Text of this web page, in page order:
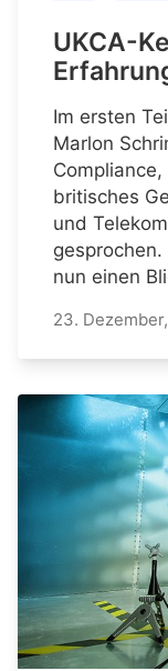
UKCA-
Im ersten
Marlon
britisches
und
nun einen
23.